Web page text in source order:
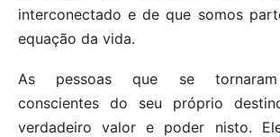
interconectado e de que somos
equação da vida.
As pessoas que se tornaram
conscientes do seu próprio
verdadeiro valor e poder nisto.